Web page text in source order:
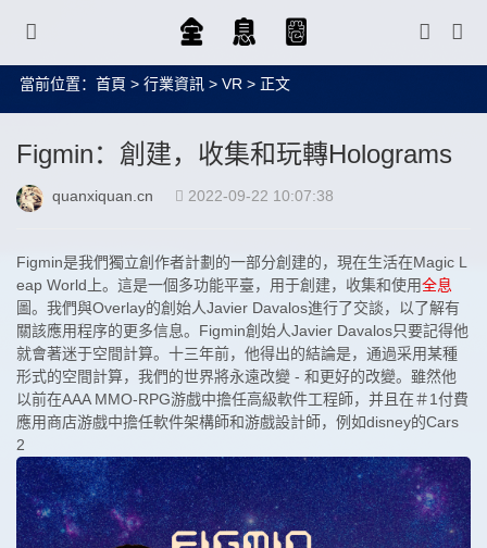
當前位置： 首頁 > 行業資訊 > VR > 正文
Figmin：創建，收集和玩轉Holograms
quanxiquan.cn 2022-09-22 10:07:38
Figmin是我們獨立創作者計劃的一部分創建的，現在生活在Magic L
eap World上。這是一個多功能平臺，用于創建，收集和使用全息
圖。我們與Overlay的創始人Javier Davalos進行了交談，以了解有
關該應用程序的更多信息。Figmin創始人Javier Davalos只要記得他
就會著迷于空間計算。十三年前，他得出的結論是，通過采用某種
形式的空間計算，我們的世界將永遠改變 - 和更好的改變。雖然他
以前在AAA MMO-RPG游戲中擔任高級軟件工程師，并且在＃1付費
應用商店游戲中擔任軟件架構師和游戲設計師，例如disney的Cars
2